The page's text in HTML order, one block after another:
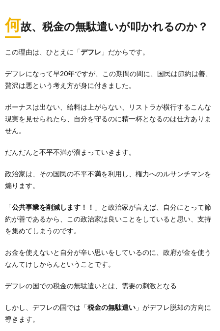
何故、税金の無駄遣いが叩かれるのか？
この理由は、ひとえに「デフレ 」だからです。
デフレになって早20年ですが、この期間の間に、国民は節約は善、
贅沢は悪という考え方が身に付きました。
ボーナスは出ない、給料は上がらない、リストラが横行するこんな
現実を見せられたら、自分を守るのに精一杯となるのは仕方ありま
せん。
だんだんと不平不満が溜まっていきます。
政治家は、その国民の不平不満を利用し、権力へのルサンチマンを
煽ります。
「公共事業を削減します！！ 」と政治家が言えば、自分にとって節
約が善であるから、この政治家は良いことをしていると思い、支持
を集めてしまうのです。
お金を使えないと自分が辛い思いをしているのに、政府が金を使う
なんてけしからんということです。
デフレの国での税金の無駄遣いとは、需要の刺激となる
しかし、デフレの国では「税金の無駄遣い 」がデフレ脱却の方向に
導きます。